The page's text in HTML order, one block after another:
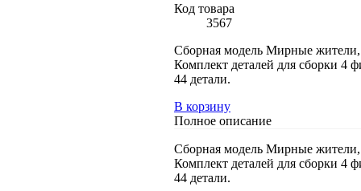
Код товара
3567
Сборная модель Мирные
Комплект деталей для сборки 4
44 детали.
В корзину
Полное описание
Сборная модель Мирные
Комплект деталей для сборки 4
44 детали.